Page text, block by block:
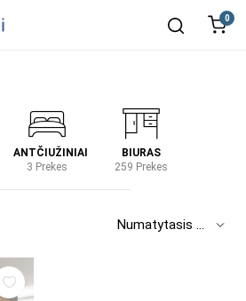
0
ANTČIUŽINIAI
3 Prekes
BIURAS
259 Prekes